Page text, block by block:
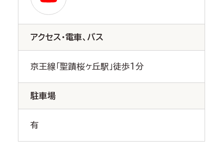
アクセス・電車、バス
京王線「聖蹟桜ヶ丘駅」徒歩1分
駐車場
有